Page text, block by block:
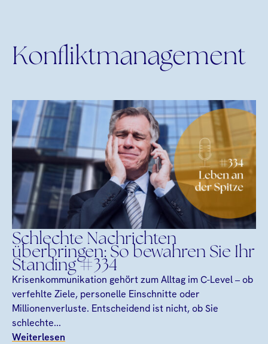
Konfliktmanagement
Schlechte Nachrichten
überbringen: So bewahren Sie Ihr
Standing #334
Krisenkommunikation gehört zum Alltag im C-Level – ob
verfehlte Ziele, personelle Einschnitte oder
Millionenverluste. Entscheidend ist nicht, ob Sie
schlechte...
Weiterlesen